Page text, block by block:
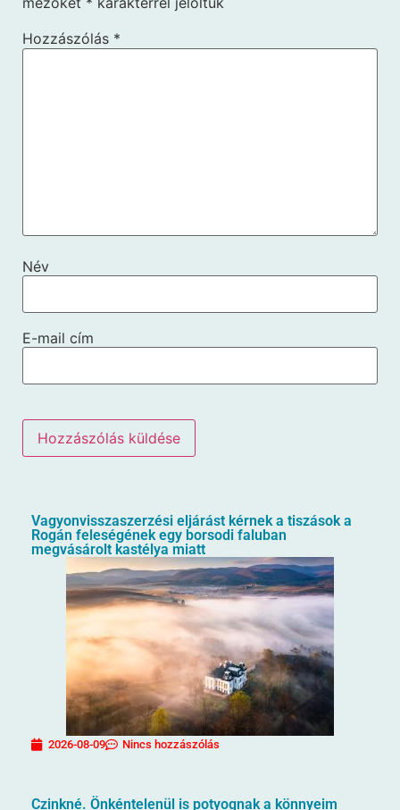
Hozzászólás *
Név
E-mail cím
Vagyonvisszaszerzési eljárást kérnek a tiszások a
Rogán feleségének egy borsodi faluban
megvásárolt kastélya miatt
2026-08-09 Nincs hozzászólás
Czinkné. Önkéntelenül is potyognak a könnyeim